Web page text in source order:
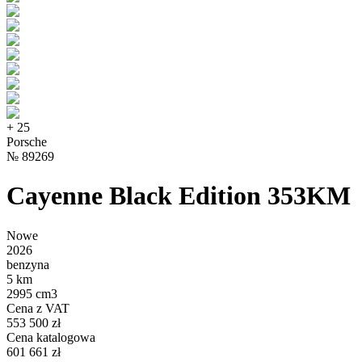
+ 25
Porsche
№ 89269
Cayenne Black Edition 353KM
Nowe
2026
benzyna
5 km
2995 cm3
Cena z VAT
553 500 zł
Cena katalogowa
601 661 zł